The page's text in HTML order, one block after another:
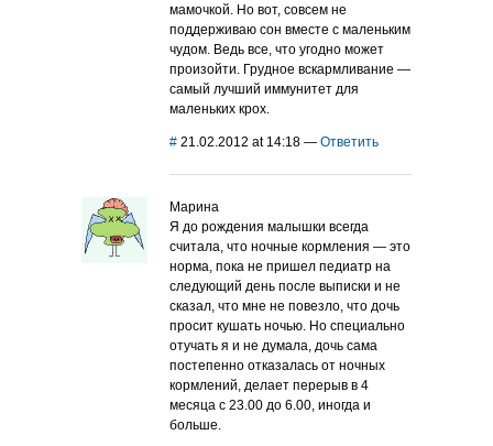
мамочкой. Но вот, совсем не
поддерживаю сон вместе с маленьким
чудом. Ведь все, что угодно может
произойти. Грудное вскармливание —
самый лучший иммунитет для
маленьких крох.
# 21.02.2012 at 14:18 — Ответить
Марина
Я до рождения малышки всегда
считала, что ночные кормления — это
норма, пока не пришел педиатр на
следующий день после выписки и не
сказал, что мне не повезло, что дочь
просит кушать ночью. Но специально
отучать я и не думала, дочь сама
постепенно отказалась от ночных
кормлений, делает перерыв в 4
месяца с 23.00 до 6.00, иногда и
больше.